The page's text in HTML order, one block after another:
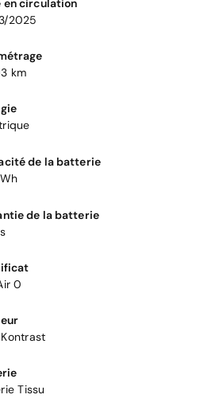
en circulation
2025
km
de la batterie
de la batterie
0
Tissu